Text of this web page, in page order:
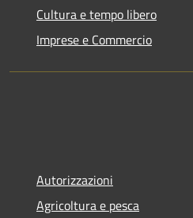
Cultura e tempo libero
Imprese e Commercio
Autorizzazioni
Agricoltura e pesca